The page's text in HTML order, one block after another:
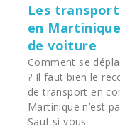
Les
en
de voiture
Comment se
? Il faut bien le
de transport en
Martinique n’est
Sauf si vous